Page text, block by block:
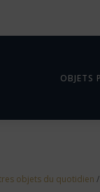
OBJETS
objets du quotidien